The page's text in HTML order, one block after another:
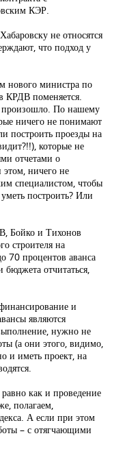
КЭР.
не относятся
что подход у
нового министра по
КРДВ поменяется.
произошло. По нашему
ничего не понимают
построить проезды на
которые не
отчетами о
ничего не
специалистом, чтобы
построить? Или
Бойко и Тихонов
строителя на
70 процентов аванса
отчитаться,
и
являются
нужно не
(а они этого, видимо,
и иметь проект, на
как и проведение
полагаем,
А если при этом
– с отягчающими